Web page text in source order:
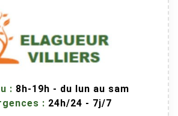
son équipes
connaissent
très bien leur
juste une
évidence. Et
: 8h-19h - du lun au sam
: 24h/24 - 7j/7